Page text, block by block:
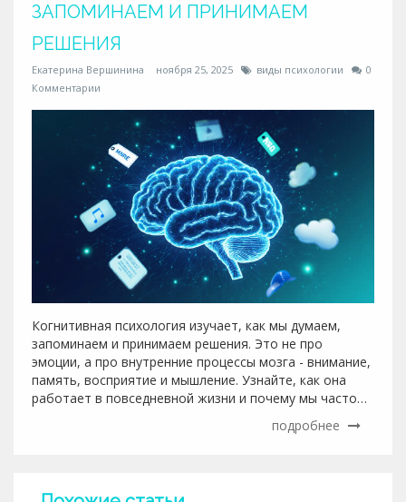
ЗАПОМИНАЕМ И ПРИНИМАЕМ
РЕШЕНИЯ
Екатерина Вершинина ноября 25, 2025 виды психологии
0
Комментарии
Когнитивная психология изучает, как мы думаем,
запоминаем и принимаем решения. Это не про
эмоции, а про внутренние процессы мозга - внимание,
память, восприятие и мышление. Узнайте, как она
работает в повседневной жизни и почему мы часто
подробнее